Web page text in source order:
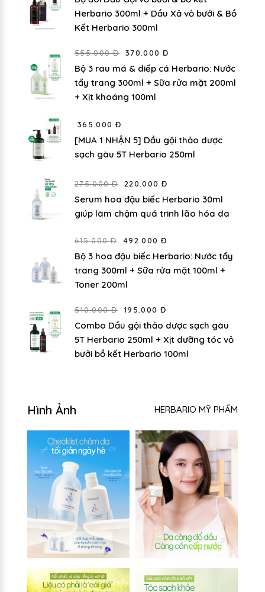
Herbario 300ml + Dầu Xả vỏ bưởi & Bồ
Kết Herbario 300ml
555.000 Đ 370.000 Đ
Bộ 3 rau má & diếp cá Herbario: Nước
tẩy trang 300ml + Sữa rửa mặt 200ml
+ Xịt khoáng 100ml
365.000 Đ
[MUA 1 NHẬN 5] Dầu gội thảo dược
sạch gàu 5T Herbario 250ml
275.000 Đ 220.000 Đ
Serum hoa đậu biếc Herbario 30ml
giúp làm chậm quá trình lão hóa da
615.000 Đ 492.000 Đ
Bộ 3 hoa đậu biếc Herbario: Nước tẩy
trang 300ml + Sữa rửa mặt 100ml +
Toner 200ml
510.000 Đ 195.000 Đ
Combo Dầu gội thảo dược sạch gàu
5T Herbario 250ml + Xịt dưỡng tóc vỏ
bưởi bồ kết Herbario 100ml
Hình Ảnh HERBARIO MỸ PHẨM